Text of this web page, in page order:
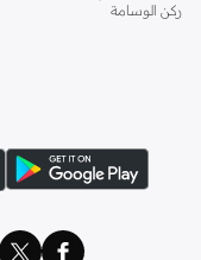
ركن الوسامة